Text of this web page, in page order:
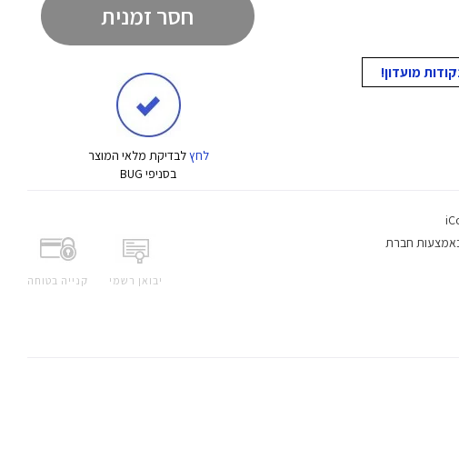
חסר זמנית
לחץלבדיקת מלאי המוצר
בסניפי BUG
יבואן רשמי קנייה בטוחה
חברת